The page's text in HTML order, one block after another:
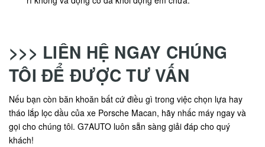
>>> LIÊN HỆ NGAY CHÚNG
TÔI ĐỂ ĐƯỢC TƯ VẤN
Nếu bạn còn băn khoăn bất cứ điều gì trong việc chọn lựa hay
tháo lắp lọc dầu của xe Porsche Macan, hãy nhấc máy ngay và
gọi cho chúng tôi. G7AUTO luôn sẵn sàng giải đáp cho quý
khách!